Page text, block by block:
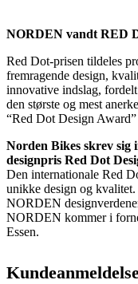
NORDEN vandt RED
Red Dot-prisen tildeles
fremragende design,
innovative indslag,
den største og mest
“Red Dot Design
Norden Bikes skrev sig
designpris Red Dot
Den internationale Red
unikke design og
NORDEN
NORDEN kommer i
Essen.